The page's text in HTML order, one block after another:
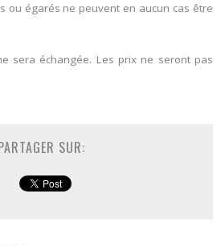
ou égarés ne peuvent en aucun cas être
sera échangée. Les prix ne seront pas
SUR: